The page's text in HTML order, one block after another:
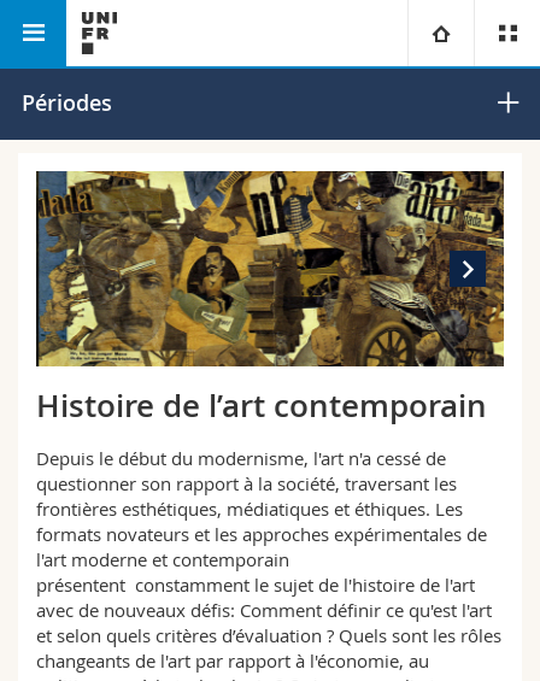
Université
Campus
Recherche
Université
Formation continue
Facultés
Théologie
Droit
Sciences économiques et sociales et management
Sciences de l'éducation et de la formation
Sciences et médecine
Interfacultaire
Vous êtes
Futurs étudiants
Etudiants
Chercheurs
Collaborateurs
Doctorants
Ressources
Annuaire du personnel
Bibliothèques
Webmail
Programme des cours
Faculté des lettres et des
Département d'histoire de l'art
Périodes
Histoire de l’art contemporain
Depuis le début du modernisme, l'art n'a cessé de
questionner son rapport à la société, traversant les
frontières esthétiques, médiatiques et éthiques. Les
formats novateurs et les approches expérimentales de
l'art moderne et contemporain
présentent constamment le sujet de l'histoire de l'art
avec de nouveaux défis: Comment définir ce qu'est l'art
et selon quels critères d’évaluation ? Quels sont les rôles
changeants de l'art par rapport à l'économie, au